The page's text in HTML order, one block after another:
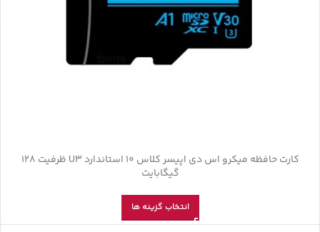
کارت حافظه‌ میکرو اس دی اپیسر کلاس 10 استاندارد U3 ظرفیت 128
گیگابایت
انتخاب گزینه ها